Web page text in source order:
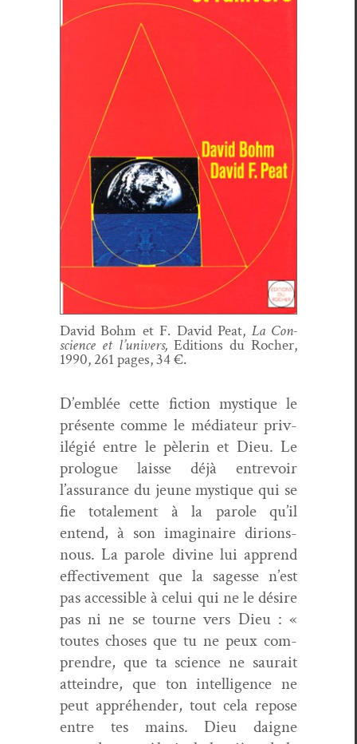
David Bohm et F. David Peat, La Con­
science et l’univers, Edi­tions du Rocher,
1990, 261 pages, 34 €.
D’emblée cette fic­tion mys­tique le
présente comme le médi­a­teur priv­
ilégié entre le pèlerin et Dieu. Le
pro­logue laisse déjà entrevoir
l’assurance du jeune mys­tique qui se
fie totale­ment à la parole qu’il
entend, à son imag­i­naire diri­ons-
nous. La parole divine lui apprend
effec­tive­ment que la sagesse n’est
pas acces­si­ble à celui qui ne le désire
pas ni ne se tourne vers Dieu : «
toutes choses que tu ne peux com­
pren­dre, que ta sci­ence ne saurait
attein­dre, que ton intel­li­gence ne
peut appréhen­der, tout cela repose
entre tes mains. Dieu daigne